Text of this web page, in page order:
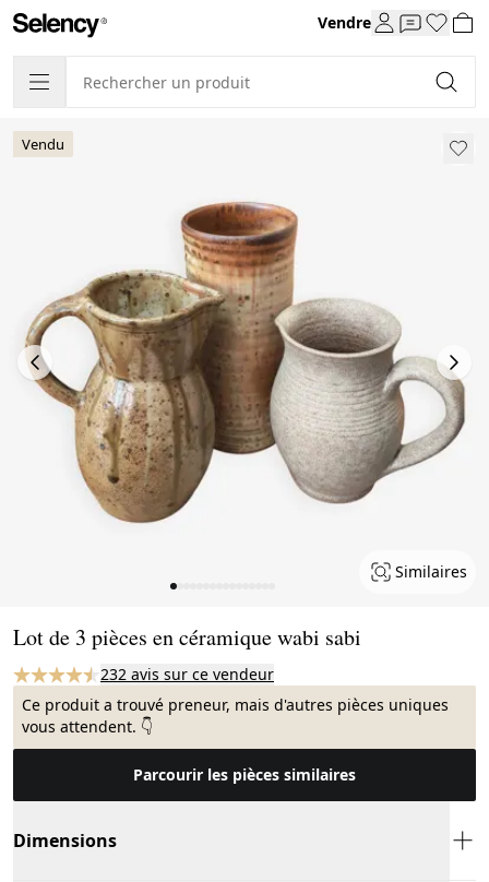
Vendre
Vendu
Similaires
Lot de 3 pièces en céramique wabi sabi
232 avis sur ce vendeur
Ce produit a trouvé preneur, mais d'autres pièces uniques
vous attendent. 👇
Parcourir les pièces similaires
Dimensions